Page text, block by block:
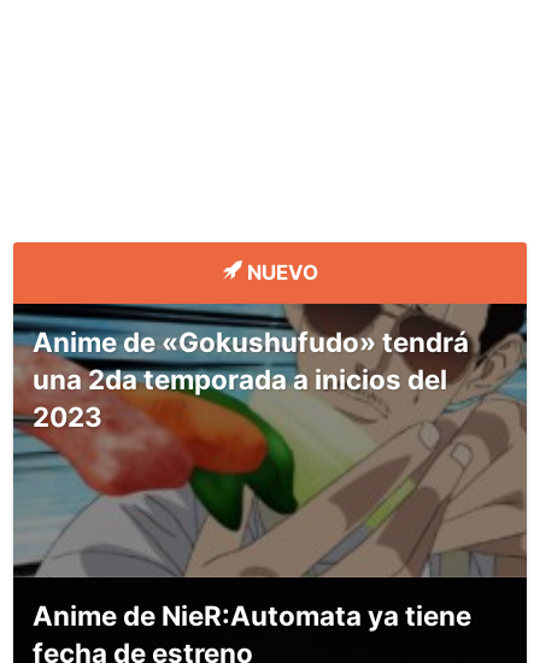
NUEVO
Anime de «Gokushufudo» tendrá
una 2da temporada a inicios del
2023
Anime de NieR:Automata ya tiene
fecha de estreno